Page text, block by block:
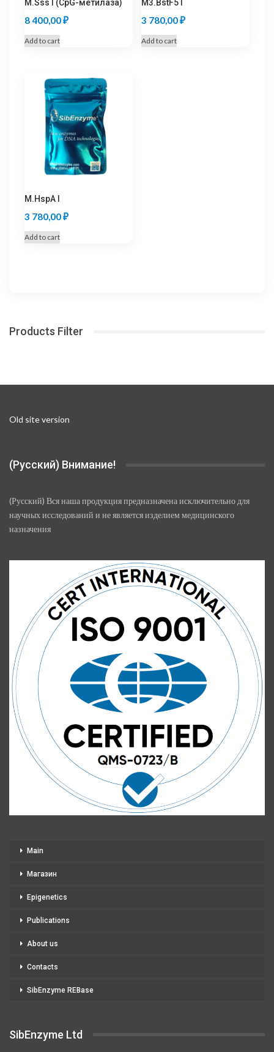
M.Sss I (CpG-метилаза)
8 400,00₽
Add to cart
M3.BstF5 I
3 780,00₽
Add to cart
M.HspA I
3 780,00₽
Add to cart
Products Filter
Old site version
(Русский) Внимание!
(Русский) Вся наша продукция предназначена исключительно для
научных исследований и не является изделием медицинского
назначения
Main
Магазин
Epigenetics
Publications
About us
Contacts
SibEnzyme REBase
SibEnzyme Ltd